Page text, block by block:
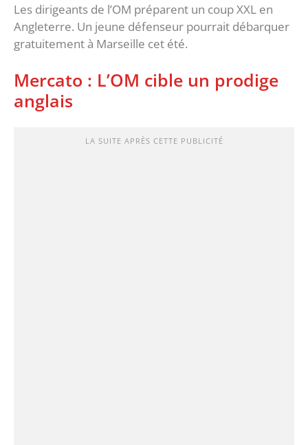
Les dirigeants de l’OM préparent un coup XXL en
Angleterre. Un jeune défenseur pourrait débarquer
gratuitement à Marseille cet été.
Mercato : L’OM cible un prodige
anglais
LA SUITE APRÈS CETTE PUBLICITÉ